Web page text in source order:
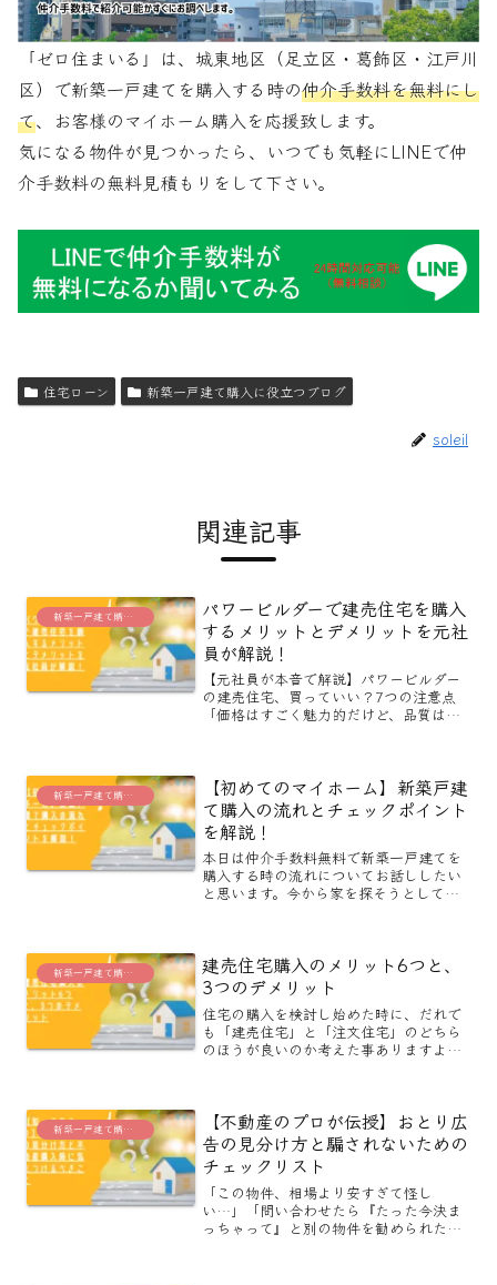
「ゼロ住まいる」は、城東地区（足立区・葛飾区・江戸川
区）で新築一戸建てを購入する時の仲介手数料を無料にし
て、お客様のマイホーム購入を応援致します。
気になる物件が見つかったら、いつでも気軽にLINEで仲
介手数料の無料見積もりをして下さい。
住宅ローン 新築一戸建て購入に役立つブログ
soleil
関連記事
新築一戸建て購入に役立つブログ
パワービルダーで建売住宅を購入
するメリットとデメリットを元社
員が解説！
【元社員が本音で解説】パワービルダー
の建売住宅、買っていい？7つの注意点
「価格はすごく魅力的だけど、品質は本
多くの方が期待と不安の入...
新築一戸建て購入に役立つブログ
【初めてのマイホーム】新築戸建
て購入の流れとチェックポイント
を解説！
本日は仲介手数料無料で新築一戸建てを
購入する時の流れについてお話ししたい
と思います。今から家を探そうとしてい
間とともに家探しの初め...
新築一戸建て購入に役立つブログ
建売住宅購入のメリット6つと、
3つのデメリット
住宅の購入を検討し始めた時に、だれで
も「建売住宅」と「注文住宅」のどちら
のほうが良いのか考えた事ありますよ
が建売住より優れているてい...
新築一戸建て購入に役立つブログ
【不動産のプロが伝授】おとり広
告の見分け方と騙されないための
チェックリスト
「この物件、相場より安すぎて怪し
い…」「問い合わせたら『たった今決ま
っちゃって』と別の物件を勧められた」